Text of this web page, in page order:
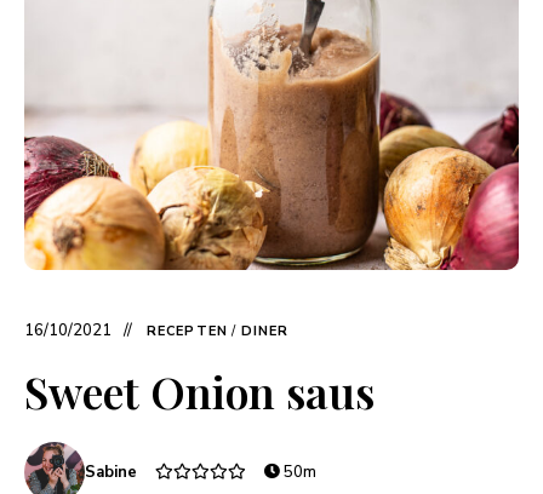
16/10/2021 RECEPTEN / DINER
Sweet Onion saus
Sabine 50m